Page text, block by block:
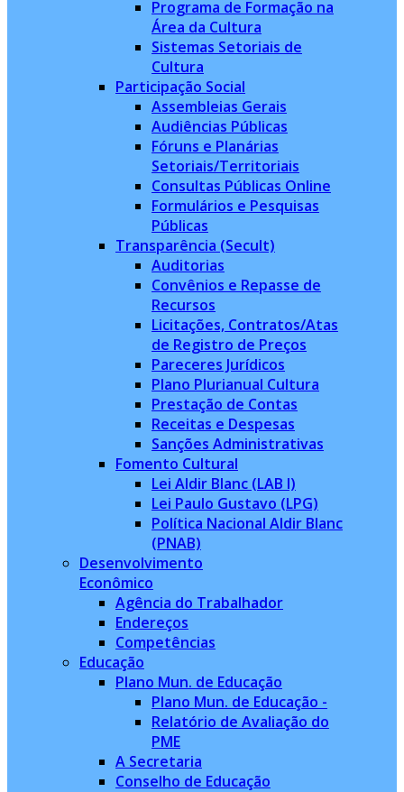
Programa de Formação na
Área da Cultura
Sistemas Setoriais de
Cultura
Participação Social
Assembleias Gerais
Audiências Públicas
Fóruns e Planárias
Setoriais/Territoriais
Consultas Públicas Online
Formulários e Pesquisas
Públicas
Transparência (Secult)
Auditorias
Convênios e Repasse de
Recursos
Licitações, Contratos/Atas
de Registro de Preços
Pareceres Jurídicos
Plano Plurianual Cultura
Prestação de Contas
Receitas e Despesas
Sanções Administrativas
Fomento Cultural
Lei Aldir Blanc (LAB I)
Lei Paulo Gustavo (LPG)
Política Nacional Aldir Blanc
(PNAB)
Desenvolvimento
Econômico
Agência do Trabalhador
Endereços
Competências
Educação
Plano Mun. de Educação
Plano Mun. de Educação -
Relatório de Avaliação do
PME
A Secretaria
Conselho de Educação